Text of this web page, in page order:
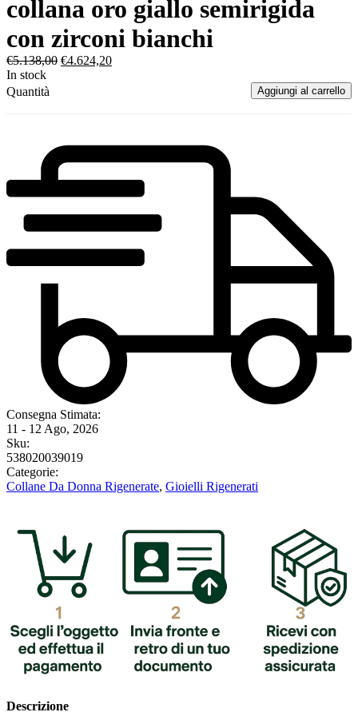
collana oro giallo semirigida
con zirconi bianchi
€5.138,00 €4.624,20
In stock
Quantità
Aggiungi al carrello
Consegna Stimata:
11 - 12 Ago, 2026
Sku:
538020039019
Categorie:
Collane Da Donna Rigenerate, Gioielli Rigenerati
Descrizione